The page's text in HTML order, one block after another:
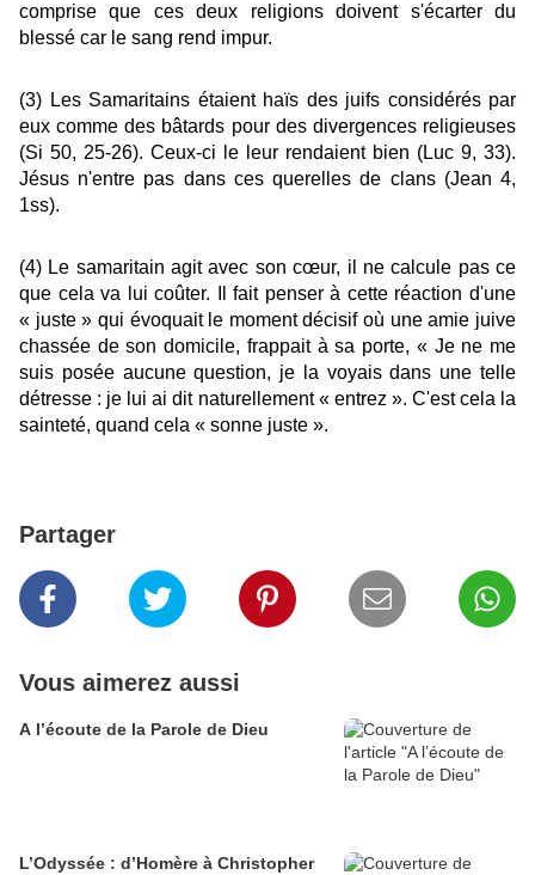
comprise que ces deux religions doivent s'écarter du
blessé car le sang rend impur.
(3) Les Samaritains étaient haïs des juifs considérés par
eux comme des bâtards pour des divergences religieuses
(Si 50, 25-26). Ceux-ci le leur rendaient bien (Luc 9, 33).
Jésus n'entre pas dans ces querelles de clans (Jean 4,
1ss).
(4) Le samaritain agit avec son cœur, il ne calcule pas ce
que cela va lui coûter. Il fait penser à cette réaction d'une
« juste » qui évoquait le moment décisif où une amie juive
chassée de son domicile, frappait à sa porte, « Je ne me
suis posée aucune question, je la voyais dans une telle
détresse : je lui ai dit naturellement « entrez ». C'est cela la
sainteté, quand cela « sonne juste ».
Partager
Vous aimerez aussi
A l’écoute de la Parole de Dieu
L’Odyssée : d’Homère à Christopher